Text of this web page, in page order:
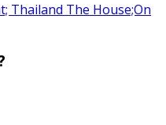
Thailand The House;On